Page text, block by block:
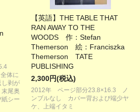
体に
剥が
尾奥
シー
【英語】THE TABLE THAT
RAN AWAY TO THE
WOODS 作：Stefan
Themerson 絵：Franciszka
Themerson TATE
PUBLISHING
2,300円(税込)
2012年 ページ部分23.8×16.3 ノ
ンブルなし カバー背および端少ヤ
ケ、上端イタミ